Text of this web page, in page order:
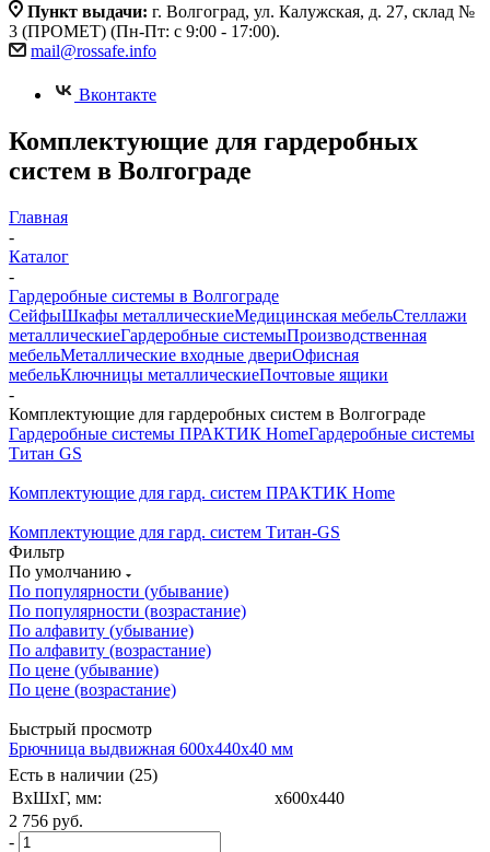
Пункт выдачи: г. Волгоград, ул. Калужская, д. 27, склад №
3 (ПРОМЕТ) (Пн-Пт: с 9:00 - 17:00).
mail@rossafe.info
Вконтакте
Комплектующие для гардеробных
систем в Волгограде
Главная
-
Каталог
-
Гардеробные системы в Волгограде
СейфыШкафы металлическиеМедицинская мебельСтеллажи
металлическиеГардеробные системыПроизводственная
мебельМеталлические входные двериОфисная
мебельКлючницы металлическиеПочтовые ящики
-
Комплектующие для гардеробных систем в Волгограде
Гардеробные системы ПРАКТИК HomeГардеробные системы
Титан GS
Комплектующие для гард. систем ПРАКТИК Home
Комплектующие для гард. систем Титан-GS
Фильтр
По умолчанию
По популярности (убывание)
По популярности (возрастание)
По алфавиту (убывание)
По алфавиту (возрастание)
По цене (убывание)
По цене (возрастание)
Быстрый просмотр
Брючница выдвижная 600х440х40 мм
Есть в наличии (25)
ВxШxГ, мм:
x600x440
2 756 руб.
-